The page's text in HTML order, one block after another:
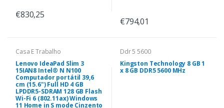
€830,25
€794,01
Casa E Trabalho
Lenovo IdeaPad Slim 3
15IAN8 Intel® N N100
Computador portátil 39,6
cm (15.6") Full HD 4 GB
LPDDR5-SDRAM 128 GB Flash
Wi-Fi 6 (802.11ax) Windows
11 Home in S mode Cinzento
Ddr 5 5600
Kingston Technology 8 GB 1
x 8 GB DDR5 5600 MHz